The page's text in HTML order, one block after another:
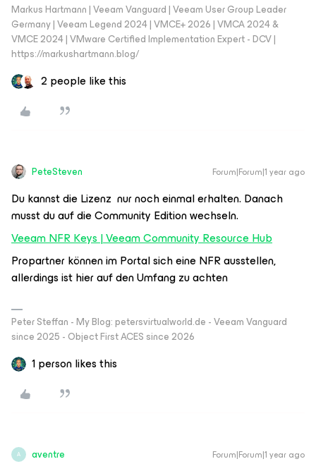
Markus Hartmann | Veeam Vanguard | Veeam User Group Leader
Germany | Veeam Legend 2024 | VMCE+ 2026 | VMCA 2024 &
VMCE 2024 | VMware Certified Implementation Expert - DCV |
https://markushartmann.blog/
2 people like this
PeteSteven Forum|Forum|1 year ago
Du kannst die Lizenz nur noch einmal erhalten. Danach
musst du auf die Community Edition wechseln.
Veeam NFR Keys | Veeam Community Resource Hub
Propartner können im Portal sich eine NFR ausstellen,
allerdings ist hier auf den Umfang zu achten
Peter Steffan - My Blog: petersvirtualworld.de - Veeam Vanguard
since 2025 - Object First ACES since 2026
1 person likes this
A aventre Forum|Forum|1 year ago